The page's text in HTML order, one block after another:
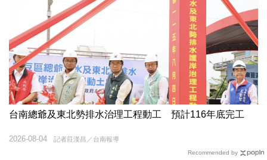
台南總爺及東北勢排水治理工程動工 預計116年底完工
記者莊漢昌／台南報導
2026-08-04
Recommended by